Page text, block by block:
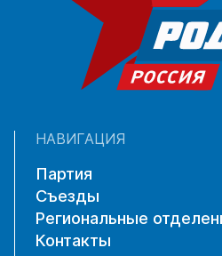
НАВИГАЦИЯ
Партия
Съезды
Региональные
Контакты